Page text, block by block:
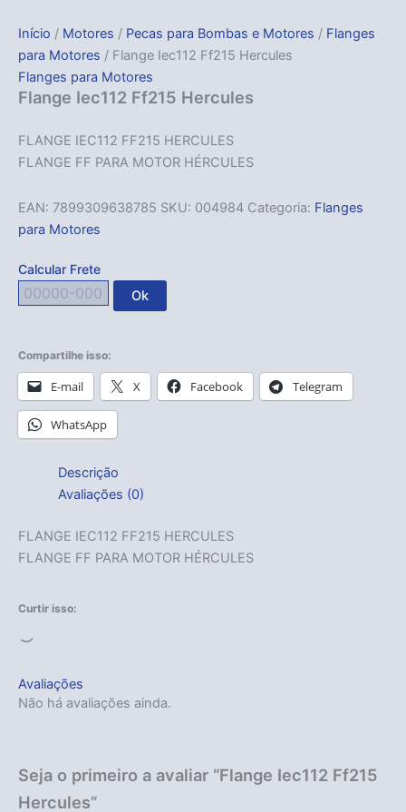
Início / Motores / Pecas para Bombas e Motores / Flanges
para Motores / Flange Iec112 Ff215 Hercules
Flanges para Motores
Flange Iec112 Ff215 Hercules
FLANGE IEC112 FF215 HERCULES
FLANGE FF PARA MOTOR HÉRCULES
EAN: 7899309638785 SKU: 004984 Categoria: Flanges
para Motores
Calcular Frete
Ok
Compartilhe isso:
E-mail X Facebook Telegram
WhatsApp
Descrição
Avaliações (0)
FLANGE IEC112 FF215 HERCULES
FLANGE FF PARA MOTOR HÉRCULES
Curtir isso:
Avaliações
Não há avaliações ainda.
Seja o primeiro a avaliar “Flange Iec112 Ff215
Hercules”